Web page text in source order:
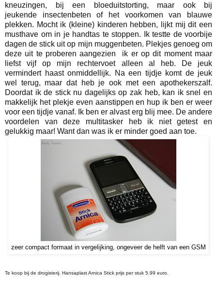
kneuzingen, bij een bloeduitstorting, maar ook bij
jeukende insectenbeten of het voorkomen van blauwe
plekken. Mocht ik (kleine) kinderen hebben, lijkt mij dit een
musthave om in je handtas te stoppen. Ik testte de voorbije
dagen de stick uit op mijn muggenbeten. Plekjes genoeg om
deze uit te proberen aangezien ik er op dit moment maar
liefst vijf op mijn rechtervoet alleen al heb. De jeuk
vermindert haast onmiddellijk. Na een tijdje komt de jeuk
wel terug, maar dat heb je ook met een apothekerszalf.
Doordat ik de stick nu dagelijks op zak heb, kan ik snel en
makkelijk het plekje even aanstippen en hup ik ben er weer
voor een tijdje vanaf. Ik ben er alvast erg blij mee. De andere
voordelen van deze multitasker heb ik niet getest en
gelukkig maar! Want dan was ik er minder goed aan toe.
zeer compact formaat in vergelijking, ongeveer de helft van een GSM
Te koop bij de drogisterij. Hansaplast Arnica Stick prijs per stuk 5.99 euro.